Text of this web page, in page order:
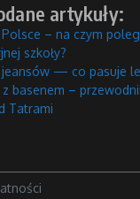
artykuły:
Polsce – na czym
szkoły?
— co pasuje
basenem –
Tatrami